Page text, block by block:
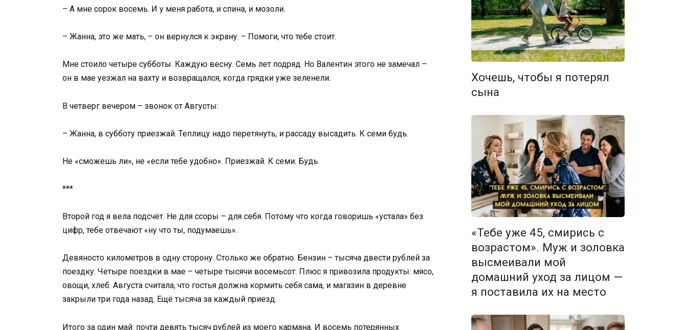
– А мне сорок восемь. И у меня работа, и спина, и мозоли.
– Жанна, это же мать, – он вернулся к экрану. – Помоги, что тебе стоит.
Мне стоило четыре субботы. Каждую весну. Семь лет подряд. Но Валентин этого не замечал –
он в мае уезжал на вахту и возвращался, когда грядки уже зеленели.
В четверг вечером – звонок от Августы:
– Жанна, в субботу приезжай. Теплицу надо перетянуть, и рассаду высадить. К семи будь.
Не «сможешь ли», не «если тебе удобно». Приезжай. К семи. Будь.
***
Второй год я вела подсчёт. Не для ссоры – для себя. Потому что когда говоришь «устала» без
цифр, тебе отвечают «ну что ты, подумаешь».
Девяносто километров в одну сторону. Столько же обратно. Бензин – тысяча двести рублей за
поездку. Четыре поездки в мае – четыре тысячи восемьсот. Плюс я привозила продукты: мясо,
овощи, хлеб. Августа считала, что гостья должна кормить себя сама, и магазин в деревне
закрыли три года назад. Ещё тысяча за каждый приезд.
Итого за один май: почти девять тысяч рублей из моего кармана. И восемь потерянных
Хочешь, чтобы я потерял
сына
«Тебе уже 45, смирись с
возрастом». Муж и золовка
высмеивали мой
домашний уход за лицом —
я поставила их на место